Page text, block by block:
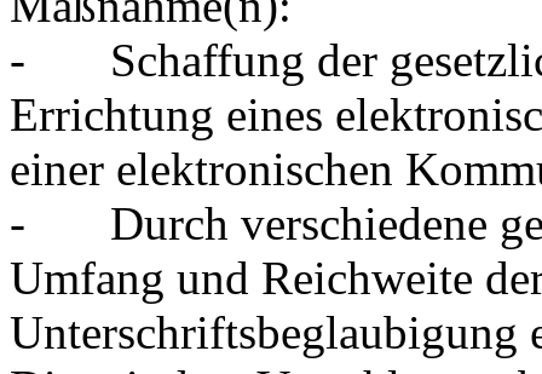
- Schaffung der
Errichtung eines
einer elektronischen
- Durch verschiedene
Umfang und Reichweite
Unterschriftsbeglaubigung